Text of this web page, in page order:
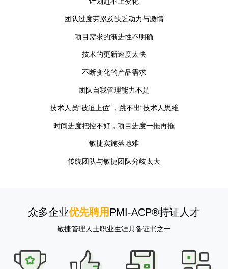
团队过度劳累及缺乏动力与激情
项目需求的渐进性不明确
技术的更新速度太快
不断变化的产品需求
团队自我管理能力不足
技术人员“被迫上位”，跳不出“技术人思维
时间进度把控不好，项目进度一拖再拖
敏捷实施落地难
传统团队与敏捷团队分歧太大
众多企业优先聘用PMI-ACP®持证人才
敏捷管理人士职业生涯具备证书之一